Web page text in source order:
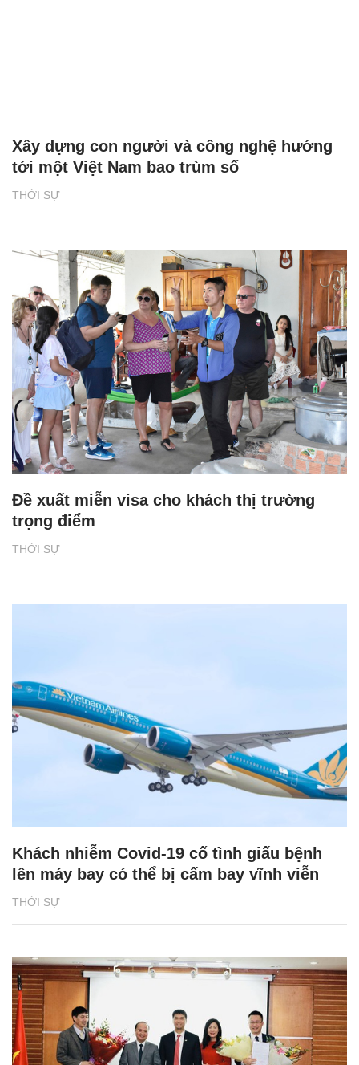
THỜI SỰ
Xây dựng con người và công nghệ hướng
tới một Việt Nam bao trùm số
THỜI SỰ
Đề xuất miễn visa cho khách thị trường
trọng điểm
THỜI SỰ
Khách nhiễm Covid-19 cố tình giấu bệnh
lên máy bay có thể bị cấm bay vĩnh viễn